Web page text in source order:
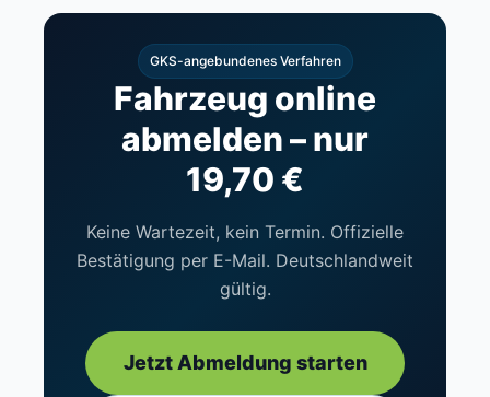
GKS-angebundenes Verfahren
Fahrzeug online
abmelden – nur
19,70 €
Keine Wartezeit, kein Termin. Offizielle
Bestätigung per E-Mail. Deutschlandweit
gültig.
Jetzt Abmeldung starten